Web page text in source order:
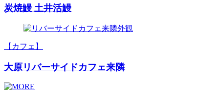
炭焼鰻 土井活鰻
【カフェ】
大原リバーサイドカフェ来隣